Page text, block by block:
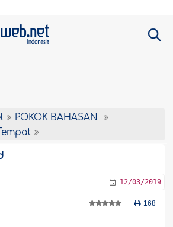
POKOK BAHASAN
12/03/2019
168